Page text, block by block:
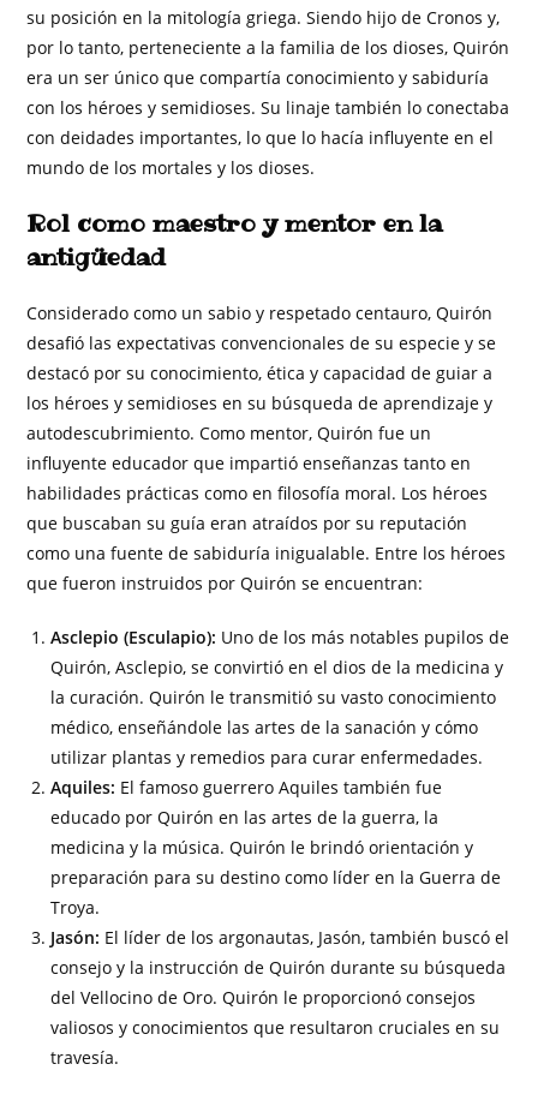
su posición en la mitología griega. Siendo hijo de Cronos y,
por lo tanto, perteneciente a la familia de los dioses, Quirón
era un ser único que compartía conocimiento y sabiduría
con los héroes y semidioses. Su linaje también lo conectaba
con deidades importantes, lo que lo hacía influyente en el
mundo de los mortales y los dioses.
Rol como maestro y mentor en la
antigüedad
Considerado como un sabio y respetado centauro, Quirón
desafió las expectativas convencionales de su especie y se
destacó por su conocimiento, ética y capacidad de guiar a
los héroes y semidioses en su búsqueda de aprendizaje y
autodescubrimiento. Como mentor, Quirón fue un
influyente educador que impartió enseñanzas tanto en
habilidades prácticas como en filosofía moral. Los héroes
que buscaban su guía eran atraídos por su reputación
como una fuente de sabiduría inigualable. Entre los héroes
que fueron instruidos por Quirón se encuentran:
Asclepio (Esculapio): Uno de los más notables pupilos de
Quirón, Asclepio, se convirtió en el dios de la medicina y
la curación. Quirón le transmitió su vasto conocimiento
médico, enseñándole las artes de la sanación y cómo
utilizar plantas y remedios para curar enfermedades.
Aquiles: El famoso guerrero Aquiles también fue
educado por Quirón en las artes de la guerra, la
medicina y la música. Quirón le brindó orientación y
preparación para su destino como líder en la Guerra de
Troya.
Jasón: El líder de los argonautas, Jasón, también buscó el
consejo y la instrucción de Quirón durante su búsqueda
del Vellocino de Oro. Quirón le proporcionó consejos
valiosos y conocimientos que resultaron cruciales en su
travesía.